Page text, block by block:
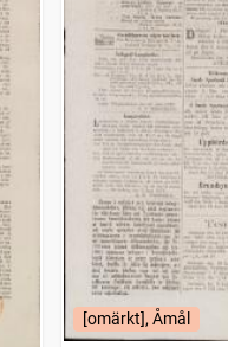
[omärkt], Åmål